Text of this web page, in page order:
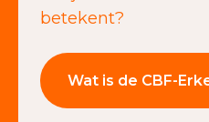
betekent?
Wat is de CBF-